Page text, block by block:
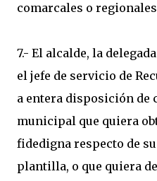
comarcales o
7.- El alcalde, la
el jefe de servicio de
a entera disposición de
municipal que quiera
fidedigna respecto de
plantilla, o que quiera